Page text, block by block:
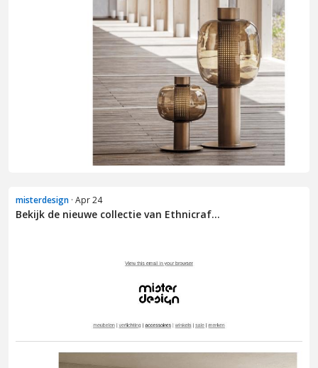
misterdesign · Apr 24
Bekijk de nieuwe collectie van Ethnicraf...